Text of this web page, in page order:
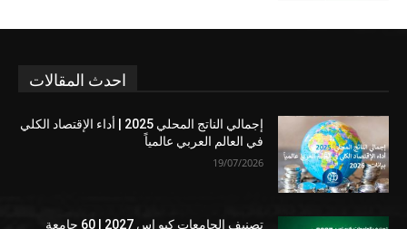
احدث المقالات
إجمالي الناتج المحلي 2025 | أداء الإقتصاد الكلي
في العالم العربي عالمياً
19/07/2026
تصنيف الجامعات كيو إس 2027 | 60 جامعة